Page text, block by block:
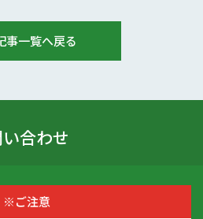
事一覧へ戻る
合わせ
※ご注意